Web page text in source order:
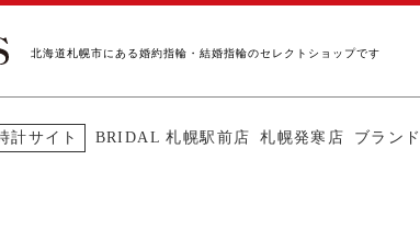
北海道札幌市にある婚約指輪・結婚指輪のセレクトショップです
計サイト BRIDAL 札幌駅前店 札幌発寒店 ブラン